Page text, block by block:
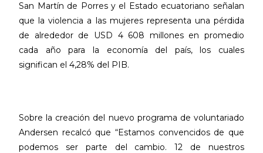
San Martín de Porres y el Estado ecuatoriano señalan
que la violencia a las mujeres representa una pérdida
de alrededor de USD 4 608 millones en promedio
cada año para la economía del país, los cuales
significan el 4,28% del PIB.
Sobre la creación del nuevo programa de voluntariado
Andersen recalcó que “Estamos convencidos de que
podemos ser parte del cambio. 12 de nuestros